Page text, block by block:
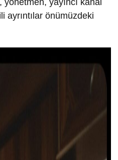
yayıncı kanal
ayrıntılar önümüzdeki